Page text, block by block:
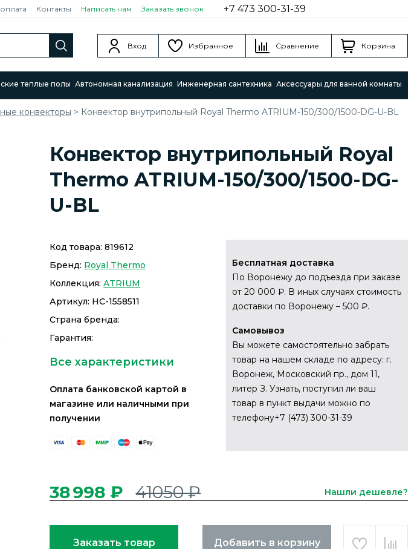
Контакты Написать нам Заказать звонок +7 473 300-31-39
Вход Избранное Сравнение Корзина
теплые полы Автономная канализация Инженерная сантехника Аксессуары для ванной комнаты
конвекторы > Конвектор внутрипольный Royal Thermo ATRIUM-150/300/1500-DG-U-BL
Конвектор внутрипольный Royal
Thermo ATRIUM-150/300/1500-DG-
U-BL
Код товара:819612
Бренд: Royal Thermo
Коллекция:ATRIUM
Артикул: НС-1558511
Страна бренда:
Гарантия:
Все характеристики
Оплата банковской картой в
магазине или наличными при
получении
Бесплатная доставка
По Воронежу до подъезда при заказе
от 20 000 ₽. В иных случаях стоимость
доставки по Воронежу – 500 ₽.
Самовывоз
Вы можете самостоятельно забрать
товар на нашем складе по адресу: г.
Воронеж, Московский пр., дом 11,
литер З. Узнать, поступил ли ваш
товар в пункт выдачи можно по
телефону+7 (473) 300-31-39
38 998 ₽ 41050 ₽ Нашли дешевле?
Заказать товар Добавить в корзину